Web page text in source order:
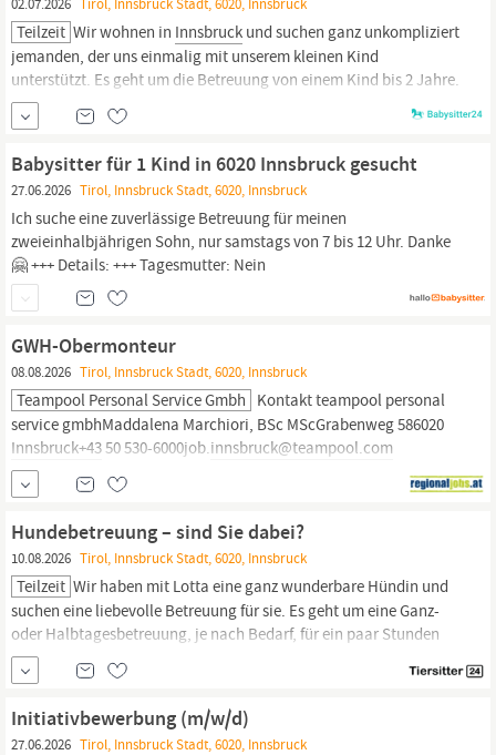
Teilzeit Wir wohnen in Innsbruck und suchen ganz unkompliziert
jemanden, der uns einmalig mit unserem kleinen Kind
unterstützt. Es geht um die Betreuung von einem Kind bis 2 Jahre.
Uns ist wichtig, dass du liebevoll mit kleinen Kindern umgehst
und dich bei uns wohlfühlst. Alles Weitere ergibt sich dann ganz
Babysitter für 1 Kind in 6020 Innsbruck gesucht
27.06.2026 Tirol, Innsbruck Stadt, 6020, Innsbruck
Ich suche eine zuverlässige Betreuung für meinen
zweieinhalbjährigen Sohn, nur samstags von 7 bis 12 Uhr. Danke
🤗 +++ Details: +++ Tagesmutter: Nein
GWH-Obermonteur
08.08.2026 Tirol, Innsbruck Stadt, 6020, Innsbruck
Teampool Personal Service Gmbh Kontakt teampool personal
service gmbhMaddalena Marchiori, BSc MScGrabenweg 586020
Innsbruck+4350 530-6000job.innsbruck@teampool.com
www.teampool.com Unabhängig von der gewählten
Formulierung spricht teampool alle Personen stets
Persönlichkeiten für das passende...
Hundebetreuung – sind Sie dabei?
10.08.2026 Tirol, Innsbruck Stadt, 6020, Innsbruck
Teilzeit Wir haben mit Lotta eine ganz wunderbare Hündin und
suchen eine liebevolle Betreuung für sie. Es geht um eine Ganz-
oder Halbtagesbetreuung, je nach Bedarf, für ein paar Stunden
oder auch mal einen halben Tag. Wir wohnen in
wünschen uns jemanden, der gerne Zeit mit Hunden verbringt
und Lotta Gesellschaft leistet.
Initiativbewerbung (m/w/d)
27.06.2026 Tirol, Innsbruck Stadt, 6020, Innsbruck